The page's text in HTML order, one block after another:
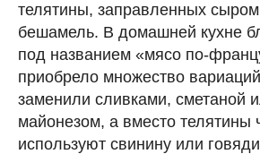
телятины, заправленных
бешамель. В домашней кухне
под названием «мясо по-
приобрело множество
заменили сливками, сметаной
майонезом, а вместо телятины
используют свинину или